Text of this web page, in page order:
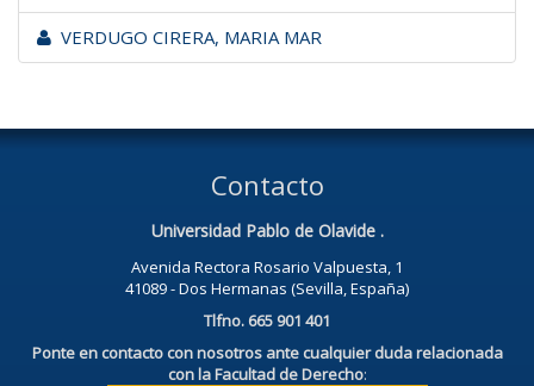
VERDUGO CIRERA, MARIA MAR
Contacto
Universidad Pablo de Olavide .
Avenida Rectora Rosario Valpuesta, 1
41089 - Dos Hermanas (Sevilla, España)
Tlfno. 665 901 401
Ponte en contacto con nosotros ante cualquier duda relacionada
con la Facultad de Derecho: